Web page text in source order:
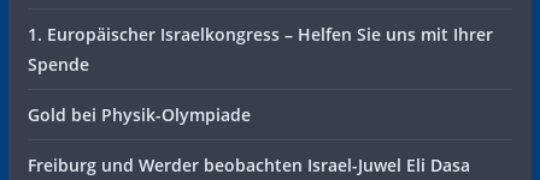
1. Europäischer Israelkongress – Helfen Sie uns mit Ihrer
Spende
Gold bei Physik-Olympiade
Freiburg und Werder beobachten Israel-Juwel Eli Dasa